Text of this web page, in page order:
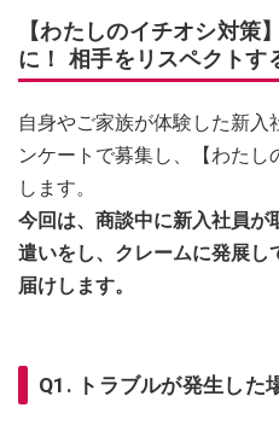
【わたしのイチオシ対策
に！ 相手をリスペクトす
自身やご家族が体験した新
ンケートで募集し、【わた
します。
今回は、商談中に新入社員が
遣いをし、クレームに発展し
届けします。
Q1. トラブルが発生した